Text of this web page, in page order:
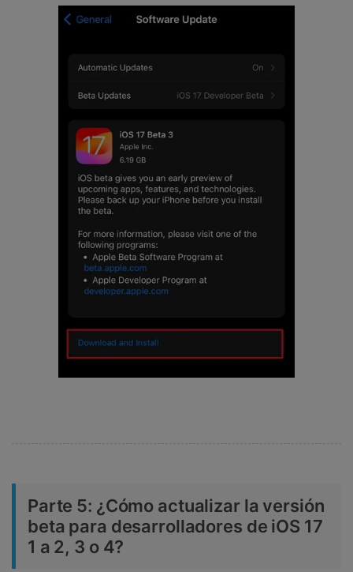
Parte 5: ¿Cómo actualizar la versión
beta para desarrolladores de iOS 17
1 a 2, 3 o 4?